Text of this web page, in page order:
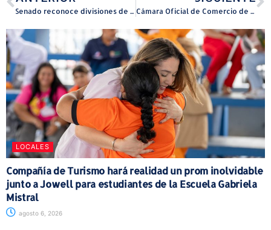
Senado reconoce divisiones de la Policía Cámara Oficial de Comercio de España en Puerto Rico
LOCALES
Compañía de Turismo hará realidad un prom inolvidable
junto a Jowell para estudiantes de la Escuela Gabriela
Mistral
agosto 6, 2026